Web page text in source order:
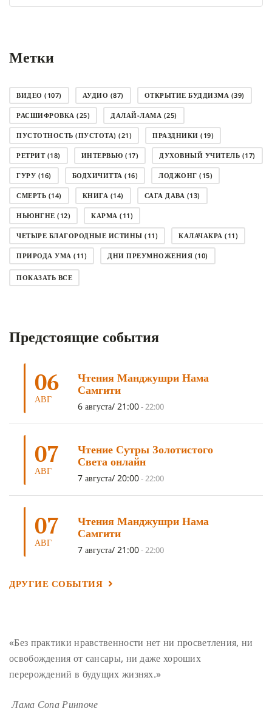
рубрику
Метки
ВИДЕО (107) АУДИО (87) ОТКРЫТИЕ БУДДИЗМА (39)
РАСШИФРОВКА (25) ДАЛАЙ-ЛАМА (25)
ПУСТОТНОСТЬ (ПУСТОТА) (21) ПРАЗДНИКИ (19)
РЕТРИТ(18) ИНТЕРВЬЮ (17) ДУХОВНЫЙ УЧИТЕЛЬ (17)
ГУРУ (16) БОДХИЧИТТА (16) ЛОДЖОНГ (15)
СМЕРТЬ (14) КНИГА (14) САГА ДАВА (13)
НЬЮНГНЕ (12) КАРМА (11)
ЧЕТЫРЕ БЛАГОРОДНЫЕ ИСТИНЫ (11) КАЛАЧАКРА (11)
ПРИРОДА УМА (11) ДНИ ПРЕУМНОЖЕНИЯ (10)
СОВЕТ(10)
АНАЛИТИЧЕСКАЯ МЕДИТАЦИЯ(7)
ТРИ ОСНОВЫ ПУТИ(5) ЛХАБАБ ДУЧЕН (5)
ОЧИСТИТЕЛЬНЫЕ ПРАКТИКИ
УМ И ЕГО ПОТЕНЦИАЛ
ОТРЕЧЕНИЕ
ПОДНОШЕНИЯ (4) ВОСЕМЬ СТРОФ(4)
ГАНДЕН ЛХАГЬЯМА(3) РАВНОСТНОСТЬ
ШАМАТХА(3) НИРВАНА(3) СХЕМЫ ЛАМРИМА(3)
ТРЕНИРОВКА УМА МОНАШЕСТВО (3)
ПРЕДВАРИТЕЛЬНЫЕ ПРАКТИКИ
ЧОКОР ДЮЧЕН
ПРОИСХОЖДЕНИЯ(2)
ПАМЯТКА ПРАДЖНЯПАРАМИТА (2)
ЧЕТЫРЕ БЕЗМЕРНЫХ(2)
ПОКАЗАТЬ ВСЕ
Предстоящие события
06
АВГ
Чтения Манджушри Нама
Самгити
6 августа/ 21:00-22:00
07
АВГ
Чтение Сутры Золотистого
Света онлайн
7 августа/ 20:00-22:00
07
АВГ
Чтения Манджушри Нама
Самгити
7 августа/ 21:00-22:00
ДРУГИЕ СОБЫТИЯ
«Без практики нравственности нет ни просветления, ни
освобождения от сансары, ни даже хороших
перерождений в будущих жизнях.»
Лама Сопа Ринпоче